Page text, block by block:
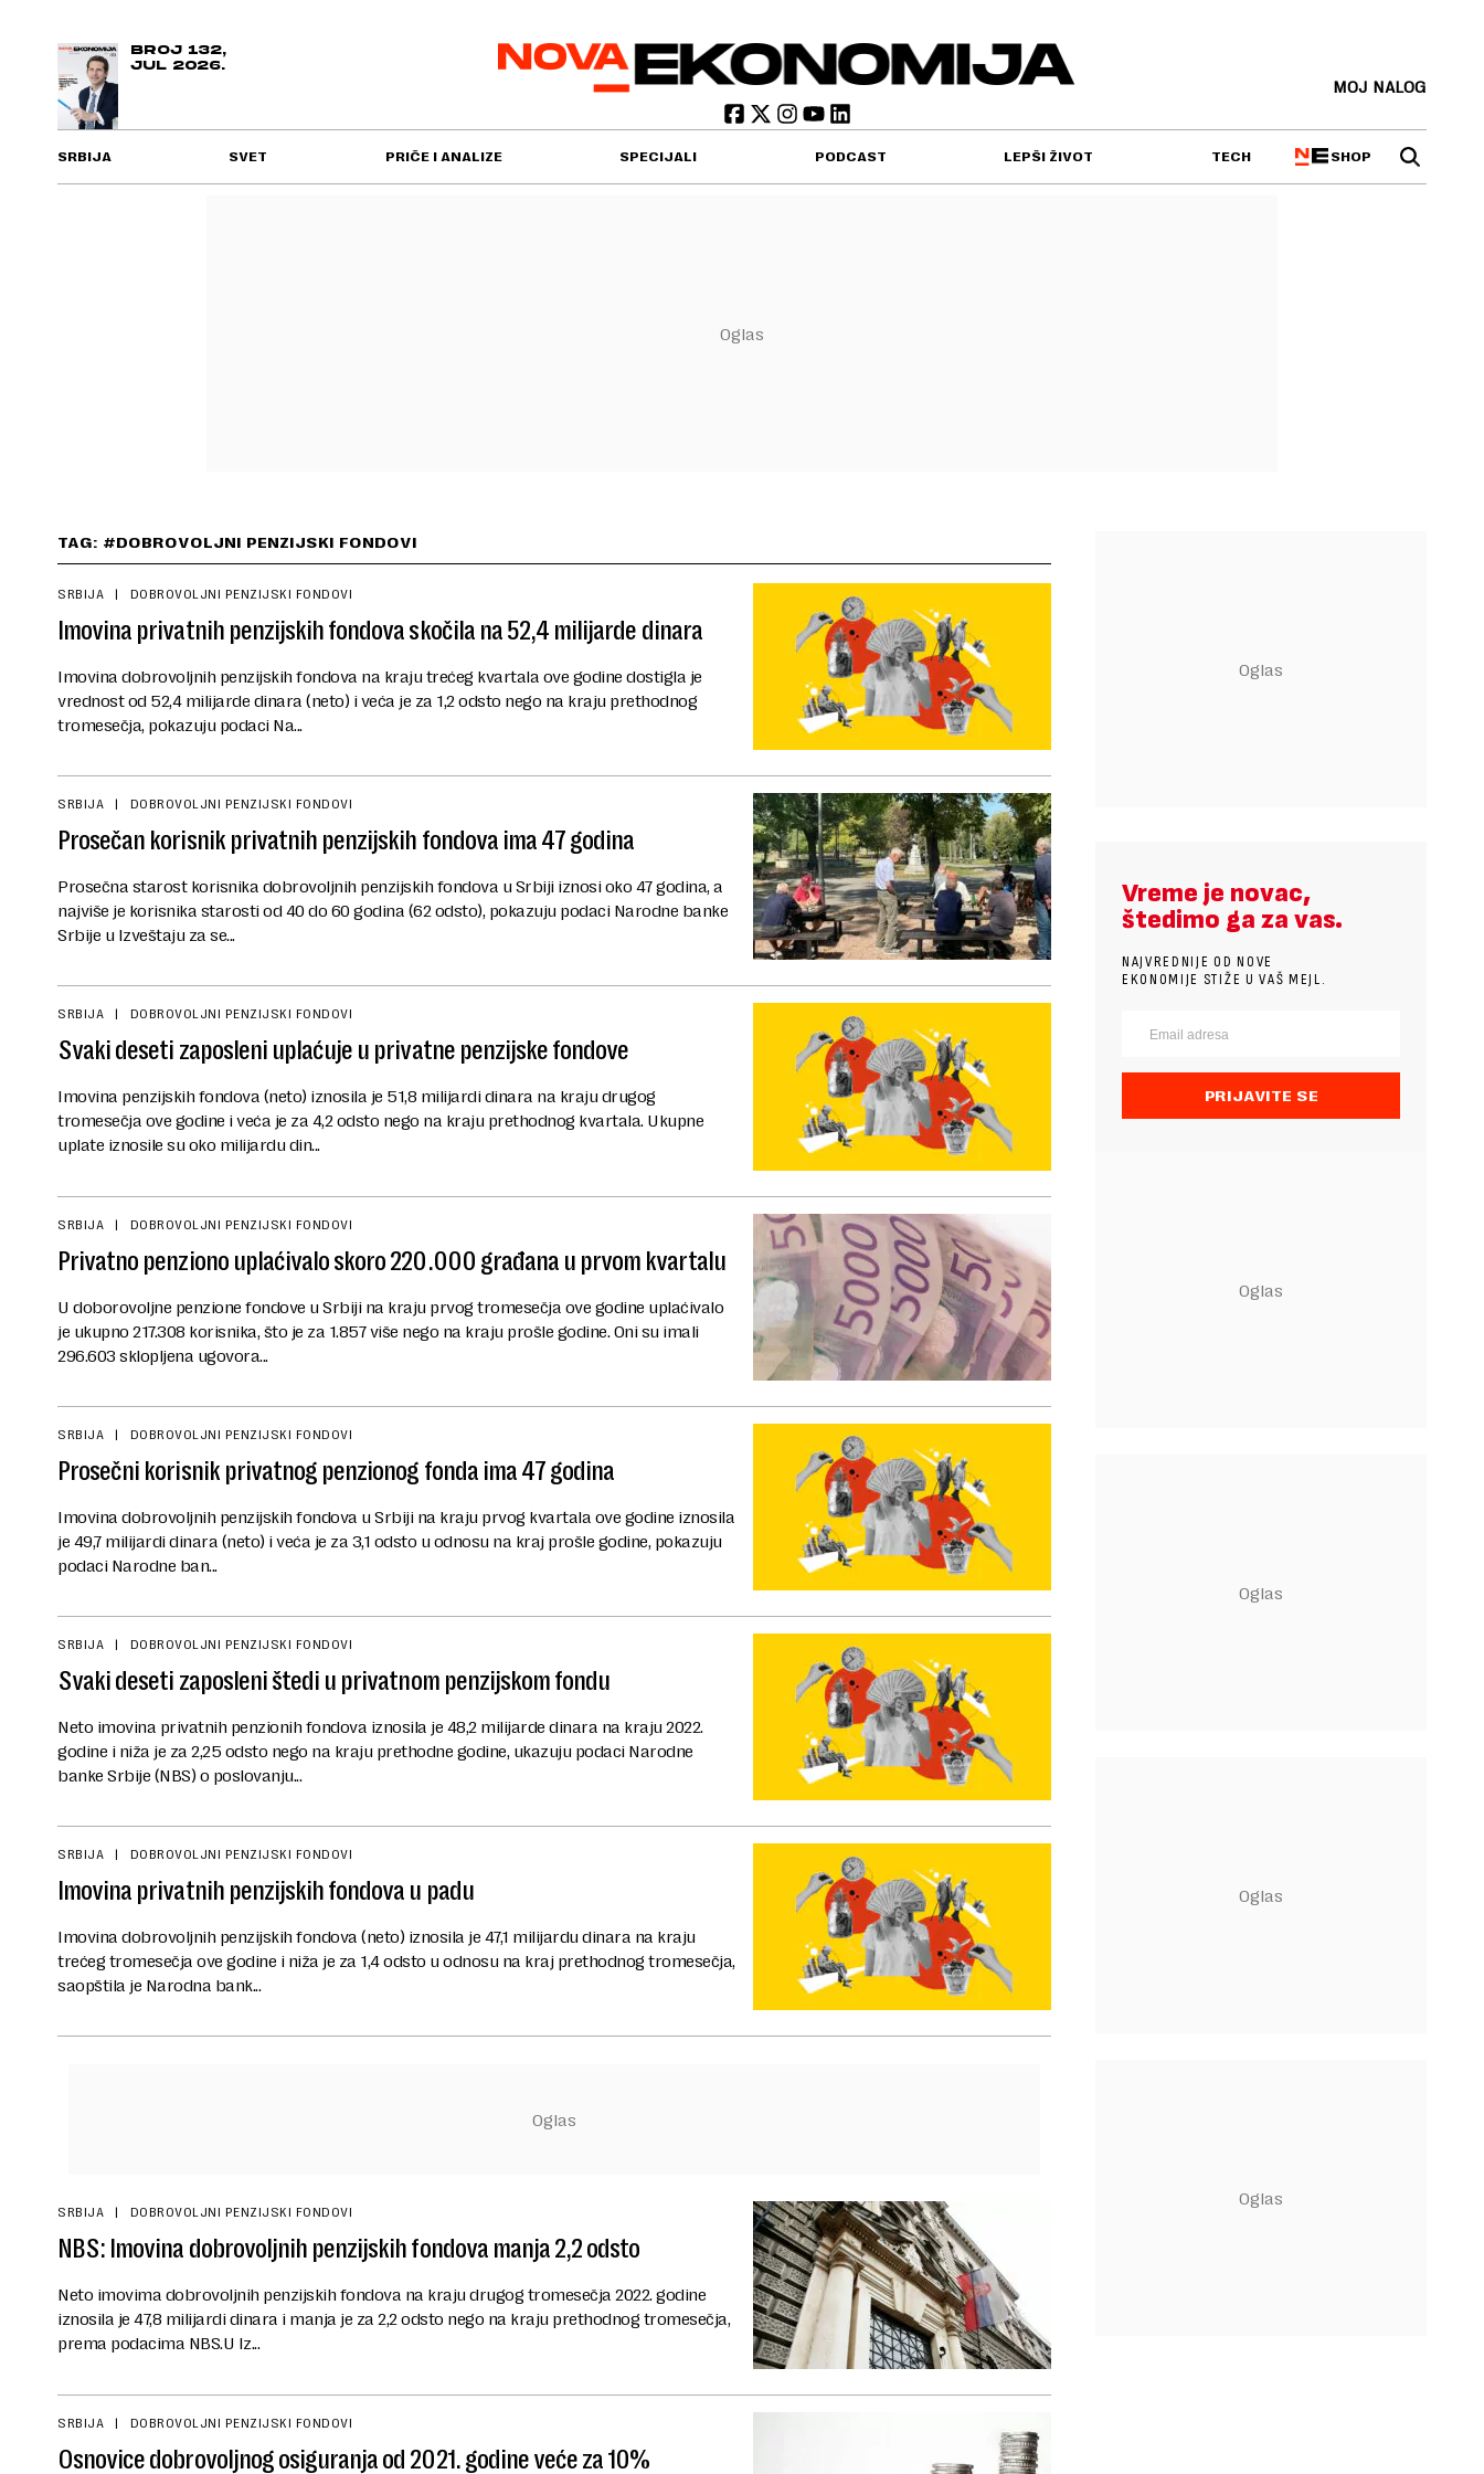
BROJ 132,
JUL 2026.
MOJ NALOG
SRBIJA SVET PRIČE I ANALIZE SPECIJALI PODCAST LEPŠI ŽIVOT TECH SHOP
TAG: #DOBROVOLJNI PENZIJSKI FONDOVI
SRBIJA DOBROVOLJNI PENZIJSKI FONDOVI
Imovina privatnih penzijskih fondova skočila na 52,4 milijarde dinara
Imovina dobrovoljnih penzijskih fondova na kraju trećeg kvartala ove godine dostigla je
vrednost od 52,4 milijarde dinara (neto) i veća je za 1,2 odsto nego na kraju prethodnog
tromesečja, pokazuju podaci Na...
SRBIJA DOBROVOLJNI PENZIJSKI FONDOVI
Prosečan korisnik privatnih penzijskih fondova ima 47 godina
Prosečna starost korisnika dobrovoljnih penzijskih fondova u Srbiji iznosi oko 47 godina, a
najviše je korisnika starosti od 40 do 60 godina (62 odsto), pokazuju podaci Narodne banke
Srbije u Izveštaju za se...
SRBIJA DOBROVOLJNI PENZIJSKI FONDOVI
Svaki deseti zaposleni uplaćuje u privatne penzijske fondove
Imovina penzijskih fondova (neto) iznosila je 51,8 milijardi dinara na kraju drugog
tromesečja ove godine i veća je za 4,2 odsto nego na kraju prethodnog kvartala. Ukupne
uplate iznosile su oko milijardu din...
SRBIJA DOBROVOLJNI PENZIJSKI FONDOVI
Privatno penziono uplaćivalo skoro 220.000 građana u prvom kvartalu
U doborovoljne penzione fondove u Srbiji na kraju prvog tromesečja ove godine uplaćivalo
je ukupno 217.308 korisnika, što je za 1.857 više nego na kraju prošle godine. Oni su imali
296.603 sklopljena ugovora...
SRBIJA DOBROVOLJNI PENZIJSKI FONDOVI
Prosečni korisnik privatnog penzionog fonda ima 47 godina
Imovina dobrovoljnih penzijskih fondova u Srbiji na kraju prvog kvartala ove godine iznosila
je 49,7 milijardi dinara (neto) i veća je za 3,1 odsto u odnosu na kraj prošle godine, pokazuju
podaci Narodne ban...
SRBIJA DOBROVOLJNI PENZIJSKI FONDOVI
Svaki deseti zaposleni štedi u privatnom penzijskom fondu
Neto imovina privatnih penzionih fondova iznosila je 48,2 milijarde dinara na kraju 2022.
godine i niža je za 2,25 odsto nego na kraju prethodne godine, ukazuju podaci Narodne
banke Srbije (NBS) o poslovanju...
SRBIJA DOBROVOLJNI PENZIJSKI FONDOVI
Imovina privatnih penzijskih fondova u padu
Imovina dobrovoljnih penzijskih fondova (neto) iznosila je 47,1 milijardu dinara na kraju
trećeg tromesečja ove godine i niža je za 1,4 odsto u odnosu na kraj prethodnog tromesečja,
saopštila je Narodna bank...
SRBIJA DOBROVOLJNI PENZIJSKI FONDOVI
NBS: Imovina dobrovoljnih penzijskih fondova manja 2,2 odsto
Neto imovima dobrovoljnih penzijskih fondova na kraju drugog tromesečja 2022. godine
iznosila je 47,8 milijardi dinara i manja je za 2,2 odsto nego na kraju prethodnog tromesečja,
prema podacima NBS.U Iz...
SRBIJA DOBROVOLJNI PENZIJSKI FONDOVI
Osnovice dobrovoljnog osiguranja od 2021. godine veće za 10%
Vreme je novac,
štedimo ga za vas.
NAJVREDNIJE OD NOVE
EKONOMIJE STIŽE U VAŠ MEJL.
PRIJAVITE SE